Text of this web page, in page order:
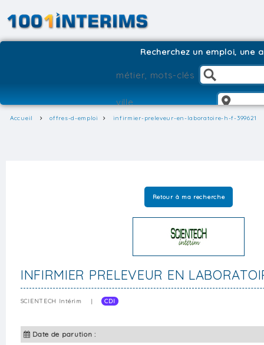
Recherchez un emploi, une
Accueil offres-d-emploi infirmier-preleveur-en-laboratoire-h-f-399621
Retour à ma recherche
INFIRMIER PRELEVEUR EN
SCIENTECH Intérim | CDI
Date de parution :